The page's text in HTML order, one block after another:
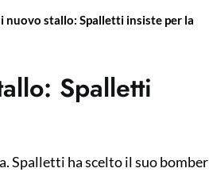
nuovo stallo: Spalletti insiste per la
Spalletti
Spalletti ha scelto il suo bomber